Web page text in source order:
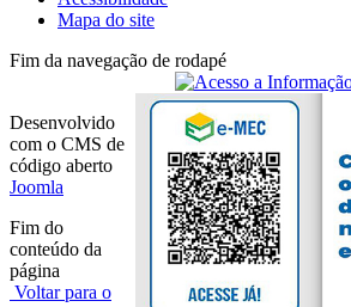
Mapa do site
Fim da navegação de rodapé
Desenvolvido
com o CMS de
código aberto
Joomla
Fim do
conteúdo da
página
Voltar para o